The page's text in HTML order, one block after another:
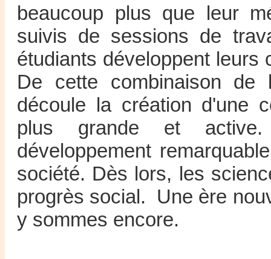
beaucoup plus que leur
suivis de sessions de
étudiants développent leurs
De cette combinaison de
découle la création d'une
plus grande et
développement
société. Dès lors, les
progrès social. Une ère
y sommes encore.